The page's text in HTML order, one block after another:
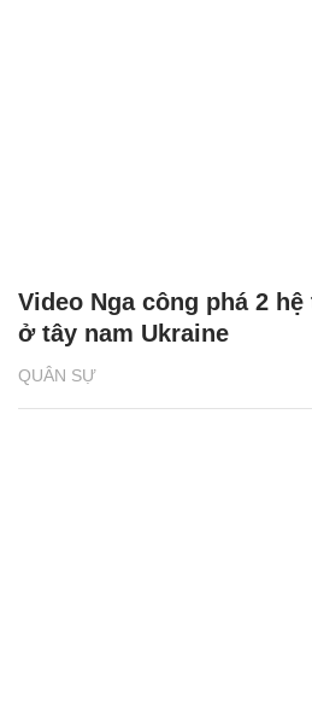
QUÂN SỰ
Video Nga công phá 2
ở tây nam Ukraine